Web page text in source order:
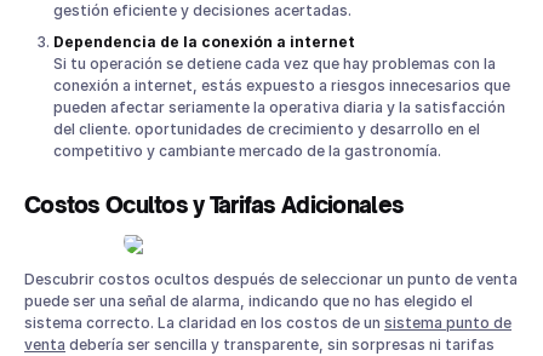
gestión eficiente y decisiones acertadas.
Dependencia de la conexión a internet
Si tu operación se detiene cada vez que hay problemas con la
conexión a internet, estás expuesto a riesgos innecesarios que
pueden afectar seriamente la operativa diaria y la satisfacción
del cliente. oportunidades de crecimiento y desarrollo en el
competitivo y cambiante mercado de la gastronomía.
Costos Ocultos y Tarifas Adicionales
Descubrir costos ocultos después de seleccionar un punto de venta
puede ser una señal de alarma, indicando que no has elegido el
sistema correcto. La claridad en los costos de un sistema punto de
venta debería ser sencilla y transparente, sin sorpresas ni tarifas